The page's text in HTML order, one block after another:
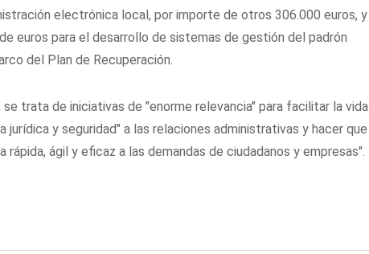
electrónica local, por importe de otros 306.000 euros, y
euros para el desarrollo de sistemas de gestión del padrón
del Plan de Recuperación.
trata de iniciativas de "enorme relevancia" para facilitar la vida
jurídica y seguridad" a las relaciones administrativas y hacer que
ágil y eficaz a las demandas de ciudadanos y empresas".